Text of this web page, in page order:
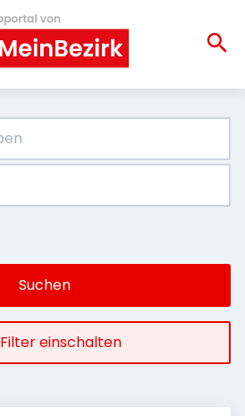
Suchen
Filter einschalten